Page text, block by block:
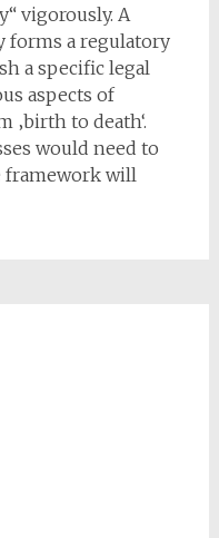
vigorously. A
forms a regulatory
a specific legal
aspects of
‚birth to death‘.
would need to
framework will